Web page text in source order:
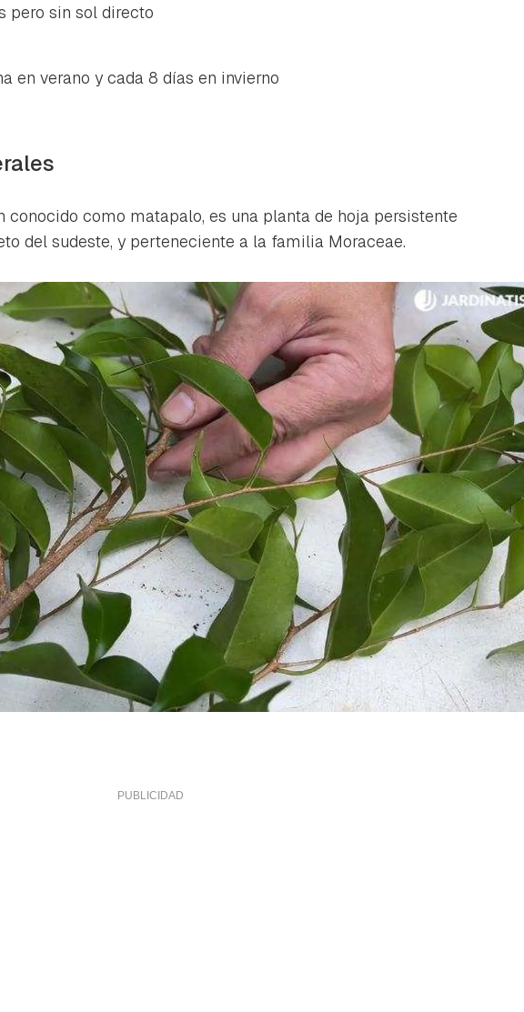
pero sin sol directo
en verano y cada 8 días en invierno
conocido como matapalo, es una planta de hoja persistente
del sudeste, y perteneciente a la familia Moraceae.